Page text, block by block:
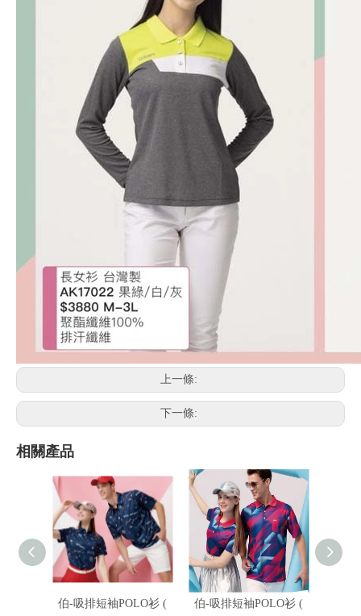
上一條:
下一條:
相關產品
伯-吸排短袖POLO衫 (
伯-吸排短袖POLO衫 (